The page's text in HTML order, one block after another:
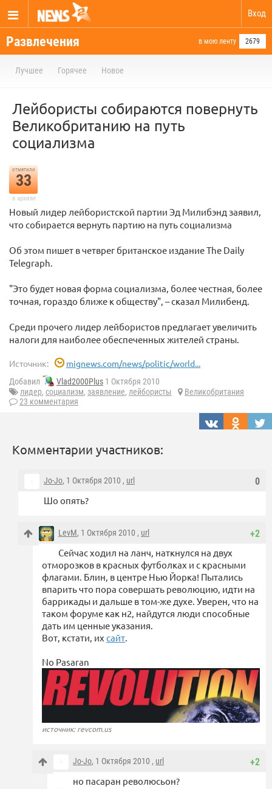
Вход
Развлечения в мою ленту 2679
Лучшее Горячее Новое
Лейбористы собираются повернуть
Великобританию на путь
социализма
отметили
33
в архиве
Новый лидер лейбористской партии Эд Милибэнд заявил,
что собирается вернуть партию на путь социализма
Об этом пишет в четврег британское издание The Daily
Telegraph.
"Это будет новая форма социализма, более честная, более
точная, гораздо ближе к обществу", – сказал Милибенд.
Среди прочего лидер лейбористов предлагает увеличить
налоги для наиболее обеспеченных жителей страны.
Источник: mignews.com/news/politic/world...
Добавил Vlad2000Plus 1 Октября 2010
лидер, социализм, заявление, лейбористы
Великобритания
23 комментария
Комментарии участников:
0
Jo-Jo, 1 Октября 2010 , url
Шо опять?
+2
LevM, 1 Октября 2010 , url
Сейчас ходил на ланч, наткнулся на двух
отморозков в красных футболках и с красными
флагами. Блин, в центре Нью Йорка! Пытались
впарить что пора совершать революцию, идти на
баррикады и дальше в том-же духе. Уверен, что на
таком форуме как н2, найдутся люди способные
дать им ценные указания.
Вот, кстати, их сайт.
No Pasaran
источник: revcom.us
+2
Jo-Jo, 1 Октября 2010 , url
но пасаран революсьон?